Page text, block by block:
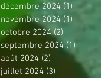
décembre 2024 (1) 1 post
novembre 2024 (1)
octobre 2024 (2)
septembre 2024 (1)
août 2024 (2) 2 posts
juillet 2024 (3)